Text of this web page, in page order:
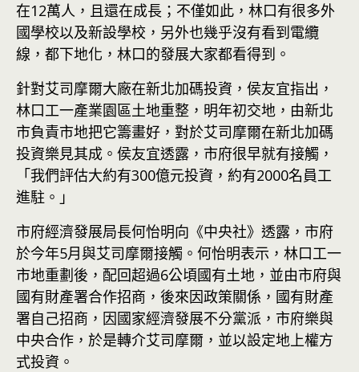
在12萬人，且還在成長；不僅如此，林口有很多外
國學校以及新設學校，另外也幾乎沒有看到電纜
線，都下地化，林口的發展大家都看得到。
針對艾司摩爾大廠在新北加碼投資，侯友宜指出，
林口工一產業園區土地重整，明年初交地，由新北
市負責市地把它籌畫好，對於艾司摩爾在新北加碼
投資樂見其成。侯友宜透露，市府很早就有接觸，
「我們評估大約有300億元投資，約有2000名員工
進駐。」
市府經濟發展局長何怡明向《中央社》透露，市府
於今年5月與艾司摩爾接觸。何怡明表示，林口工一
市地重劃後，配回超過6公頃國有土地，並由市府與
國有財產署合作招商，後來因政策關係，國有財產
署自己招商，因國家經濟發展不分黨派，市府樂與
中央合作，於是轉介艾司摩爾，並以設定地上權方
式投資。